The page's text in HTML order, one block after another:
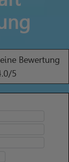
Bewertung
/5